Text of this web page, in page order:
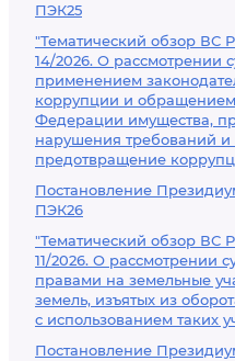
ПЭК25
"Тематический обзор ВС
14/2026. О рассмотрении
применением
коррупции и
Федерации имущества,
нарушения требований и
предотвращение
Постановление
ПЭК26
"Тематический обзор ВС
11/2026. О рассмотрении
правами на земельные
земель, изъятых из
с использованием таких
Постановление